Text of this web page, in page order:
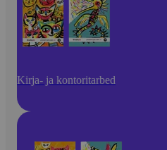
Kirja- ja kontoritarbed